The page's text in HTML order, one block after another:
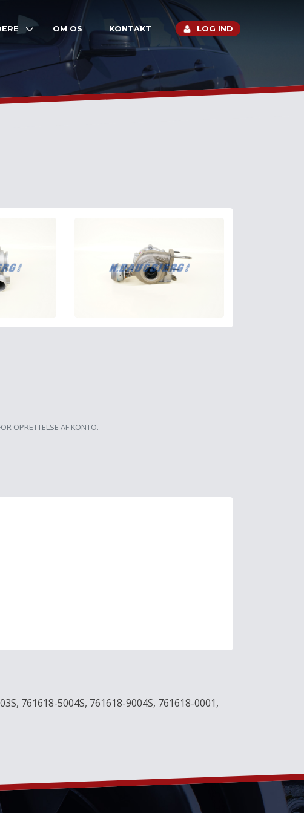
OM OS KONTAKT LOG IND
OPRETTELSE AF KONTO.
761618-5004S, 761618-9004S, 761618-0001,